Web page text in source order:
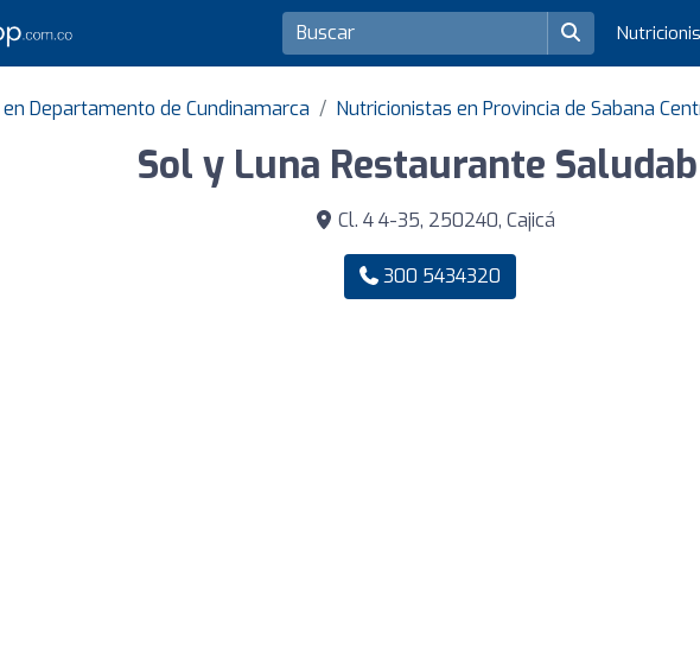
Departamento de Cundinamarca Nutricionistas en Provincia de Sabana
Sol y Luna Restaurante
Cl. 4 4-35, 250240, Cajicá
300 5434320